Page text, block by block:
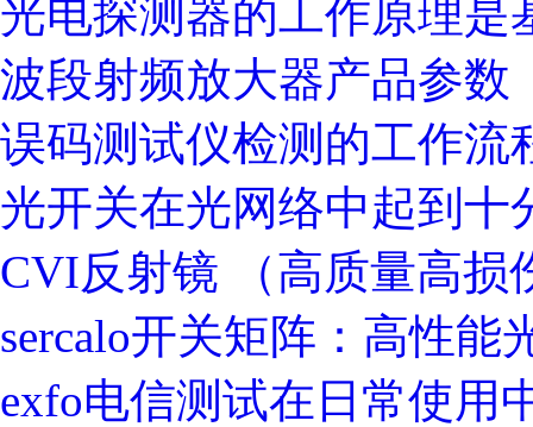
光电探测器的工作原理是
波段射频放大器产品参数
误码测试仪检测的工作流
光开关在光网络中起到十
CVI反射镜 （高质量高损
sercalo开关矩阵：高性能
exfo电信测试在日常使用